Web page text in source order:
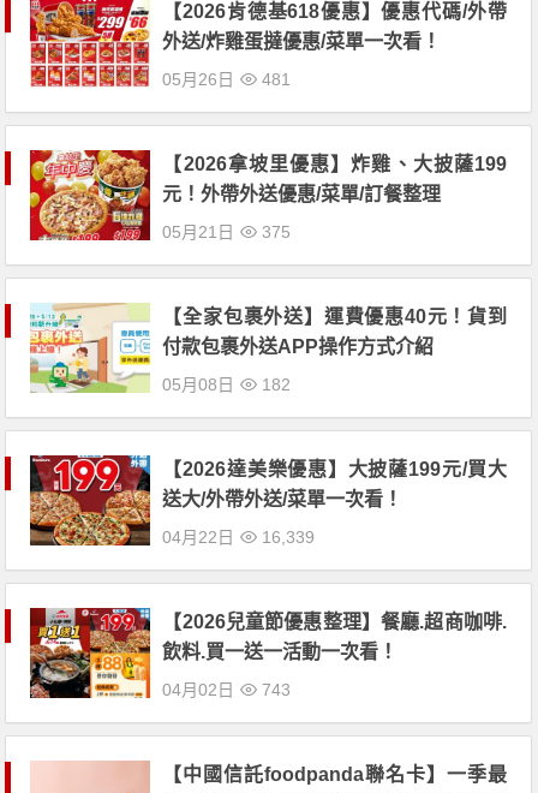
【2026肯德基618優惠】優惠代碼/外帶
外送/炸雞蛋撻優惠/菜單一次看！
05月26日 481
【2026拿坡里優惠】炸雞、大披薩199
元！外帶外送優惠/菜單/訂餐整理
05月21日 375
【全家包裹外送】運費優惠40元！貨到
付款包裹外送APP操作方式介紹
05月08日 182
【2026達美樂優惠】大披薩199元/買大
送大/外帶外送/菜單一次看！
04月22日 16,339
【2026兒童節優惠整理】餐廳.超商咖啡.
飲料.買一送一活動一次看！
04月02日 743
【中國信託foodpanda聯名卡】一季最